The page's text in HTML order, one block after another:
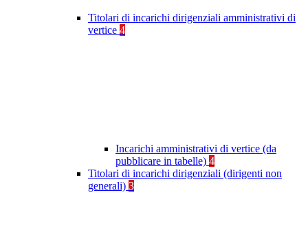
Titolari di incarichi dirigenziali amministrativi di
vertice 4
Incarichi amministrativi di vertice (da
pubblicare in tabelle) 4
Titolari di incarichi dirigenziali (dirigenti non
generali) 3